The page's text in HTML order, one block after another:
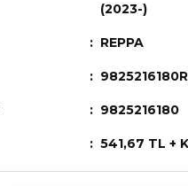
(2023-)
REPPA
9825216180
541,67 TL +